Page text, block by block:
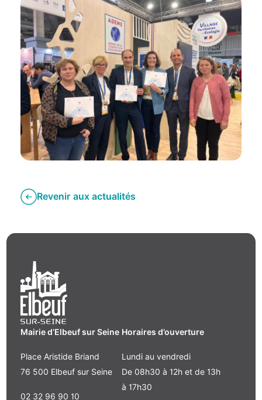
Revenir aux actualités
Mairie d’Elbeuf sur Seine
Place Aristide Briand
76 500 Elbeuf sur Seine
02 32 96 90 10
Horaires d’ouverture
Lundi au vendredi
De 08h30 à 12h et de 13h
à 17h30